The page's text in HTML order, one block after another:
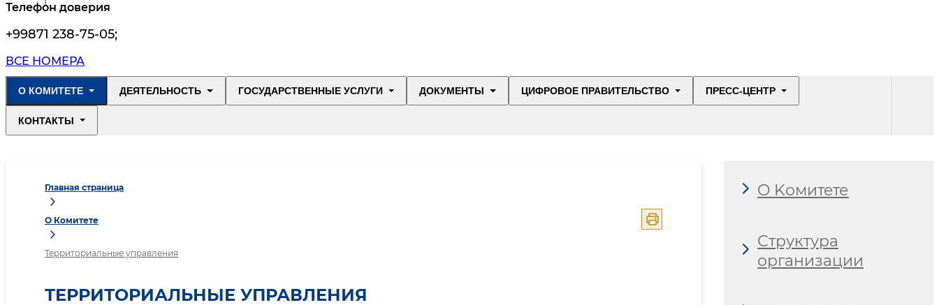
Телефон доверия
+99871 238-75-05;
ВСЕ НОМЕРА
О КОМИТЕТЕ ДЕЯТЕЛЬНОСТЬ ГОСУДАРСТВЕННЫЕ УСЛУГИ ДОКУМЕНТЫ ЦИФРОВОЕ ПРАВИТЕЛЬСТВО ПРЕСС-ЦЕНТР
КОНТАКТЫ
Главная страница
О Комитете
Территориальные управления
ТЕРРИТОРИАЛЬНЫЕ УПРАВЛЕНИЯ
O Kомитете
Структура
организации